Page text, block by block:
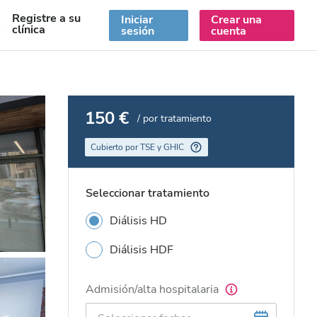
Registre a su
clínica
Iniciar
sesión
Crear una
cuenta
150 € / por tratamiento
Cubierto por TSE y GHIC
Seleccionar tratamiento
Diálisis HD
Diálisis HDF
Admisión/alta hospitalaria